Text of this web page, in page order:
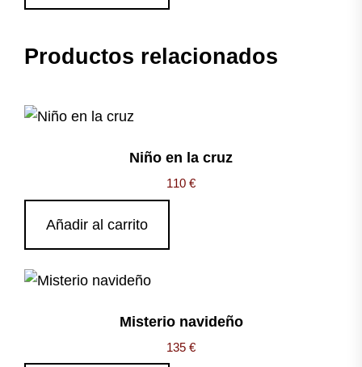
Productos relacionados
Niño en la cruz
110 €
Añadir al carrito
Misterio navideño
135 €